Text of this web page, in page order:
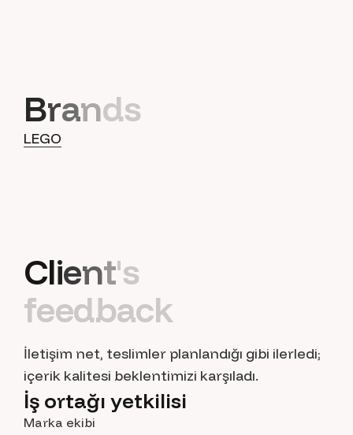
Brands
LEGO
Client's
feedback
İletişim net, teslimler planlandığı gibi ilerledi;
içerik kalitesi beklentimizi karşıladı.
İş ortağı yetkilisi
Marka ekibi